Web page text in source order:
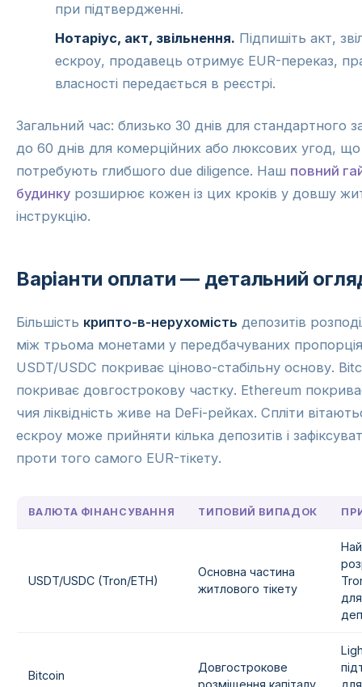
при підтвердженні.
Нотаріус, акт, звільнення. Підпишіть акт,
ескроу, продавець отримує EUR-переказ,
власності передається в реєстрі.
Загальний час: близько 30 днів для стандартного
до 60 днів для комерційних або люксових угод, що
потребують глибшого due diligence. Наш повний
будинку розширює кожен із цих кроків у довшу
інструкцію.
Варіанти оплати — детальний
Більшість крипто-в-нерухомість депозитів
між трьома монетами у передбачуваних
USDT/USDC покриває ціново-стабільну основу.
покриває довгострокову частку. Ethereum
чия ліквідність живе на DeFi-рейках. Спліти
ескроу може прийняти кілька депозитів і
проти того самого EUR-тікету.
ВАЛЮТА ФІНАНСУВАННЯ ТИПОВИЙ ВИПАДОК
USDT/USDC (Tron/ETH)
Основна частина
житлового тікету
Bitcoin
Довгострокове
розміщення капіталу